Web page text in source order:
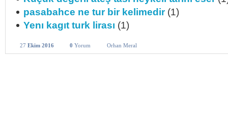
pasabahce ne tur bir kelimedir(1)
Yenı kagıt turk lirası (1)
27 Ekim 2016 0 Yorum Orhan Meral